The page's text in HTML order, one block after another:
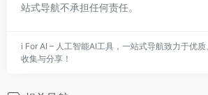
站式导航不承担任何责任。
i For AI – 人工智能AI工具，一站式导航致力于优
收集与分享！